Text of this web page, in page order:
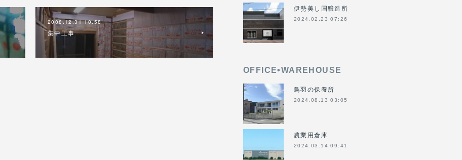
2008.12.31 10:58
集中工事
伊勢美し国醸造所
2024.02.23 07:26
OFFICE•WAREHOUSE
鳥羽の保養所
2024.08.13 03:05
農業用倉庫
2024.03.14 09:41